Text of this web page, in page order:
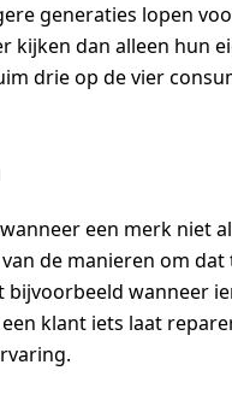
generaties lopen
kijken dan alleen hun
drie op de vier
een merk niet
de manieren om
bijvoorbeeld wanneer
klant iets laat